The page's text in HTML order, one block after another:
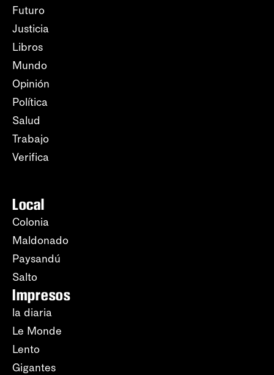
Futuro
Justicia
Libros
Mundo
Opinión
Política
Salud
Trabajo
Verifica
Local
Colonia
Maldonado
Paysandú
Salto
Impresos
la diaria
Le Monde
Lento
Gigantes